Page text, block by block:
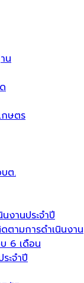
น
กษตร
ต.
งานประจำปี
ตามการดำเนินงาน
บ 6 เดือน
ะจำปี